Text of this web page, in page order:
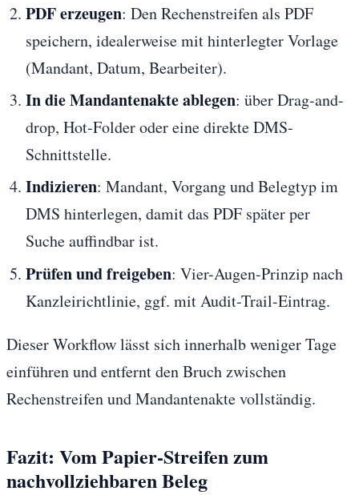
PDF erzeugen: Den Rechenstreifen als PDF
speichern, idealerweise mit hinterlegter Vorlage
(Mandant, Datum, Bearbeiter).
In die Mandantenakte ablegen: über Drag-and-
drop, Hot-Folder oder eine direkte DMS-
Schnittstelle.
Indizieren: Mandant, Vorgang und Belegtyp im
DMS hinterlegen, damit das PDF später per
Suche auffindbar ist.
Prüfen und freigeben: Vier-Augen-Prinzip nach
Kanzleirichtlinie, ggf. mit Audit-Trail-Eintrag.
Dieser Workflow lässt sich innerhalb weniger Tage
einführen und entfernt den Bruch zwischen
Rechenstreifen und Mandantenakte vollständig.
Fazit: Vom Papier-Streifen zum
nachvollziehbaren Beleg